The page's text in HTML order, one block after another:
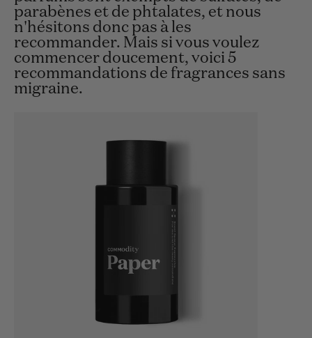
parabènes et de phtalates, et nous
n'hésitons donc pas à les
recommander. Mais si vous voulez
commencer doucement, voici 5
recommandations de fragrances sans
migraine.